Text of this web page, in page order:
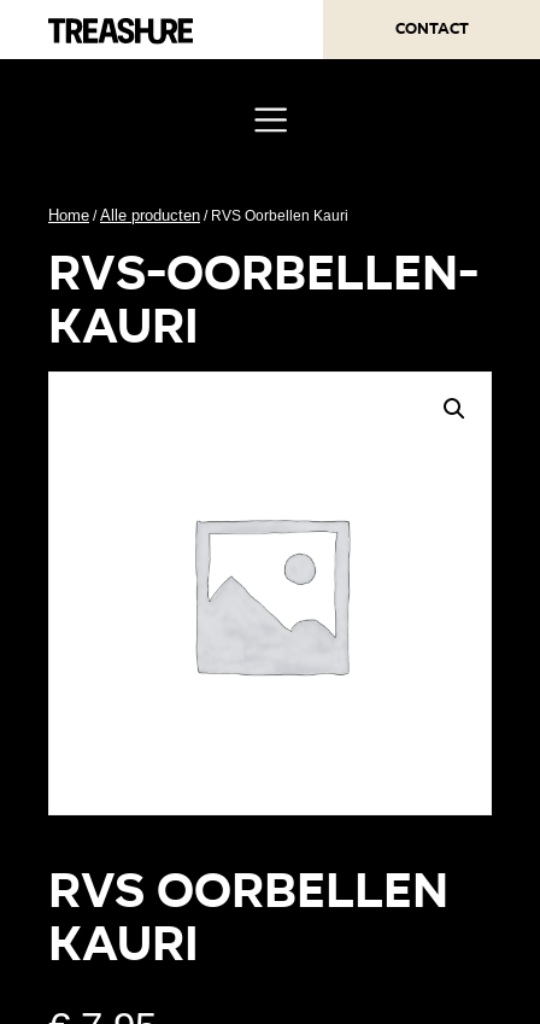
Contact
Home /Alle producten / RVS Oorbellen Kauri
rvs-oorbellen-
kauri
RVS Oorbellen
Kauri